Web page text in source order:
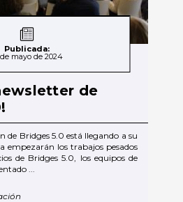
Publicada:
de mayo de 2024
de
de Bridges 5.0 está llegando a su
empezarán los trabajos pesados
de Bridges 5.0, los equipos de
...